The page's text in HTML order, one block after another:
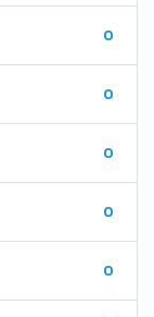
0
0
0
0
0